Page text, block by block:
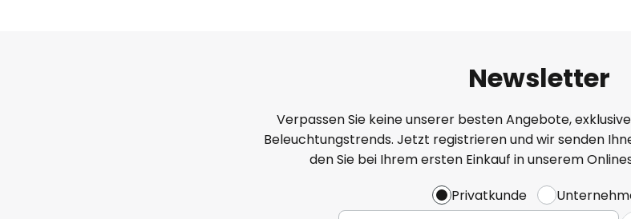
Newsletter
Verpassen Sie keine unserer besten Angebote,
Beleuchtungstrends. Jetzt registrieren und wir senden
den Sie bei Ihrem ersten Einkauf in unserem
Privatkunde